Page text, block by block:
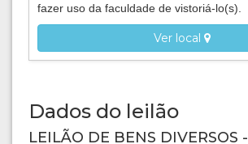
fazer uso da faculdade de vistoriá-lo(s).
Ver local
Dados do leilão
LEILÃO DE BENS DIVERSOS -